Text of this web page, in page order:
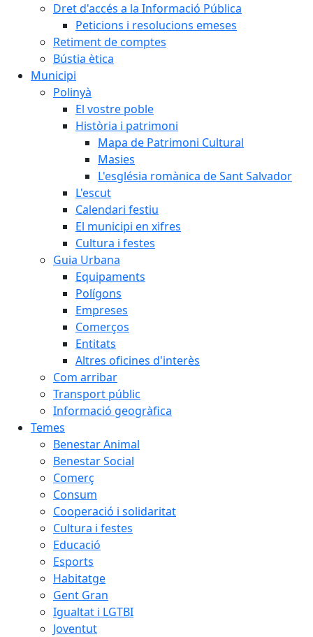
Dret d'accés a la Informació Pública
Peticions i resolucions emeses
Retiment de comptes
Bústia ètica
Municipi
Polinyà
El vostre poble
Història i patrimoni
Mapa de Patrimoni Cultural
Masies
L'església romànica de Sant Salvador
L'escut
Calendari festiu
El municipi en xifres
Cultura i festes
Guia Urbana
Equipaments
Polígons
Empreses
Comerços
Entitats
Altres oficines d'interès
Com arribar
Transport públic
Informació geogràfica
Temes
Benestar Animal
Benestar Social
Comerç
Consum
Cooperació i solidaritat
Cultura i festes
Educació
Esports
Habitatge
Gent Gran
Igualtat i LGTBI
Joventut